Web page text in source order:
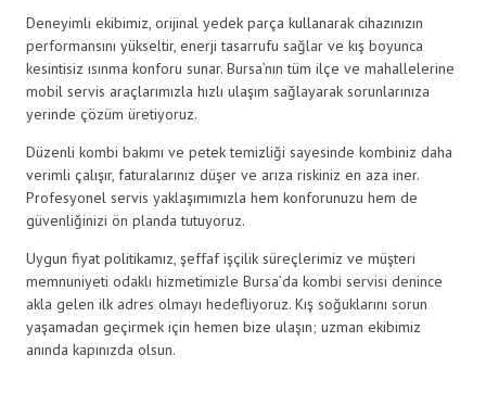
Deneyimli ekibimiz, orijinal yedek parça kullanarak cihazınızın
performansını yükseltir, enerji tasarrufu sağlar ve kış boyunca
kesintisiz ısınma konforu sunar. Bursa’nın tüm ilçe ve mahallelerine
mobil servis araçlarımızla hızlı ulaşım sağlayarak sorunlarınıza
yerinde çözüm üretiyoruz.
Düzenli kombi bakımı ve petek temizliği sayesinde kombiniz daha
verimli çalışır, faturalarınız düşer ve arıza riskiniz en aza iner.
Profesyonel servis yaklaşımımızla hem konforunuzu hem de
güvenliğinizi ön planda tutuyoruz.
Uygun fiyat politikamız, şeffaf işçilik süreçlerimiz ve müşteri
memnuniyeti odaklı hizmetimizle Bursa’da kombi servisi denince
akla gelen ilk adres olmayı hedefliyoruz. Kış soğuklarını sorun
yaşamadan geçirmek için hemen bize ulaşın; uzman ekibimiz
anında kapınızda olsun.